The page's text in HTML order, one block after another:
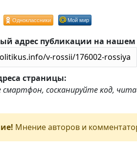
Одноклассники Мой мир
адрес публикации на нашем
страницы:
смартфон, сосканируйте код,
Мнение авторов и